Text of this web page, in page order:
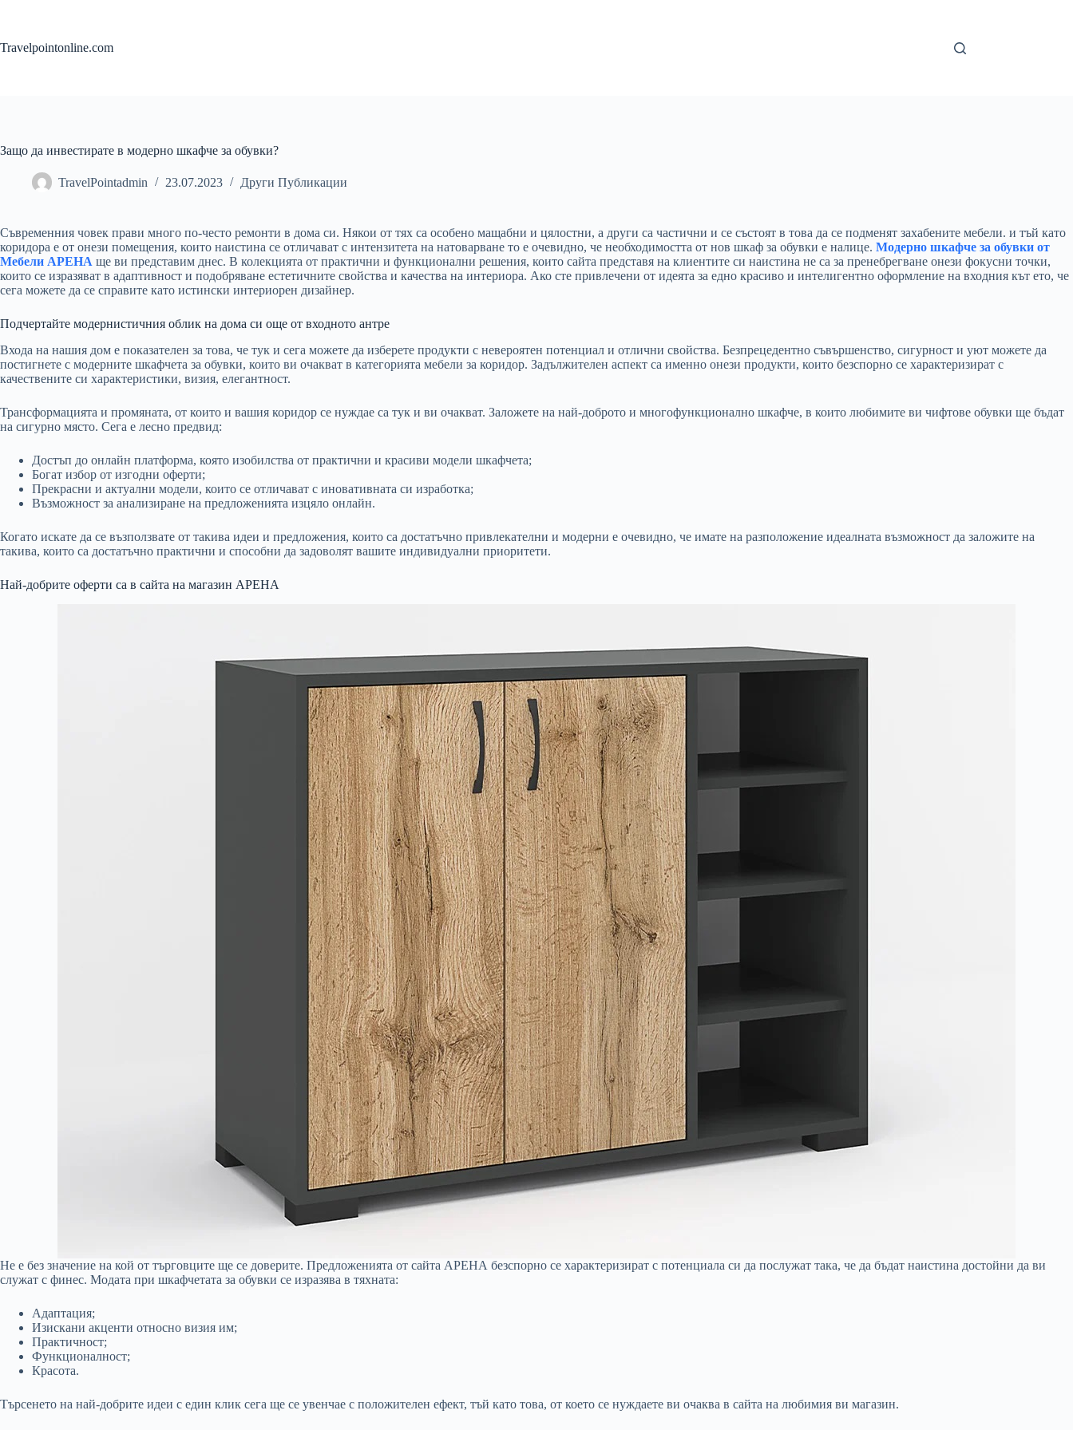
Travelpointonline.com
Защо да инвестирате в модерно шкафче за обувки?
TravelPointadmin 23.07.2023 Други Публикации
Съвременния човек прави много по-често ремонти в дома си. Някои от тях са особено мащабни и цялостни, а други са частични и се състоят в това да се подменят захабените мебели. и тъй като
коридора е от онези помещения, които наистина се отличават с интензитета на натоварване то е очевидно, че необходимостта от нов шкаф за обувки е налице. Модерно шкафче за обувки от
Мебели АРЕНА ще ви представим днес. В колекцията от практични и функционални решения, които сайта представя на клиентите си наистина не са за пренебрегване онези фокусни точки,
които се изразяват в адаптивност и подобряване естетичните свойства и качества на интериора. Ако сте привлечени от идеята за едно красиво и интелигентно оформление на входния кът ето, че
сега можете да се справите като истински интериорен дизайнер.
Подчертайте модернистичния облик на дома си още от входното антре
Входа на нашия дом е показателен за това, че тук и сега можете да изберете продукти с невероятен потенциал и отлични свойства. Безпрецедентно съвършенство, сигурност и уют можете да
постигнете с модерните шкафчета за обувки, които ви очакват в категорията мебели за коридор. Задължителен аспект са именно онези продукти, които безспорно се характеризират с
качествените си характеристики, визия, елегантност.
Трансформацията и промяната, от които и вашия коридор се нуждае са тук и ви очакват. Заложете на най-доброто и многофункционално шкафче, в които любимите ви чифтове обувки ще бъдат
на сигурно място. Сега е лесно предвид:
Достъп до онлайн платформа, която изобилства от практични и красиви модели шкафчета;
Богат избор от изгодни оферти;
Прекрасни и актуални модели, които се отличават с иновативната си изработка;
Възможност за анализиране на предложенията изцяло онлайн.
Когато искате да се възползвате от такива идеи и предложения, които са достатъчно привлекателни и модерни е очевидно, че имате на разположение идеалната възможност да заложите на
такива, които са достатъчно практични и способни да задоволят вашите индивидуални приоритети.
Най-добрите оферти са в сайта на магазин АРЕНА
Не е без значение на кой от търговците ще се доверите. Предложенията от сайта АРЕНА безспорно се характеризират с потенциала си да послужат така, че да бъдат наистина достойни да ви
служат с финес. Модата при шкафчетата за обувки се изразява в тяхната:
Адаптация;
Изискани акценти относно визия им;
Практичност;
Функционалност;
Красота.
Търсенето на най-добрите идеи с един клик сега ще се увенчае с положителен ефект, тъй като това, от което се нуждаете ви очаква в сайта на любимия ви магазин.